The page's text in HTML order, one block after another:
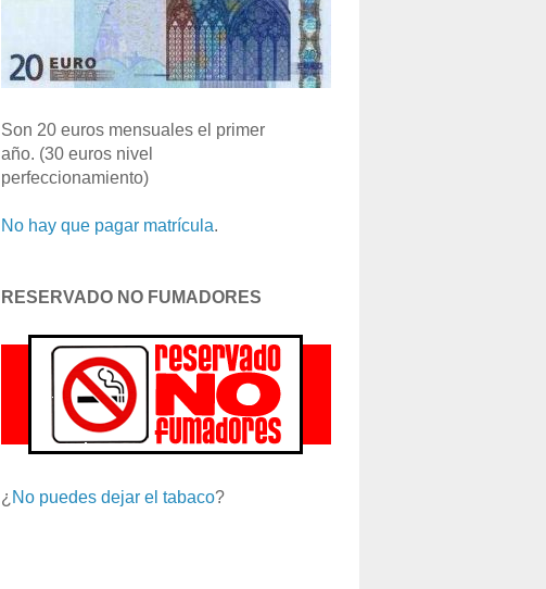
Son 20 euros mensuales el primer
año. (30 euros nivel
perfeccionamiento)
No hay que pagar matrícula.
RESERVADO NO FUMADORES
¿ No puedes dejar el tabaco?